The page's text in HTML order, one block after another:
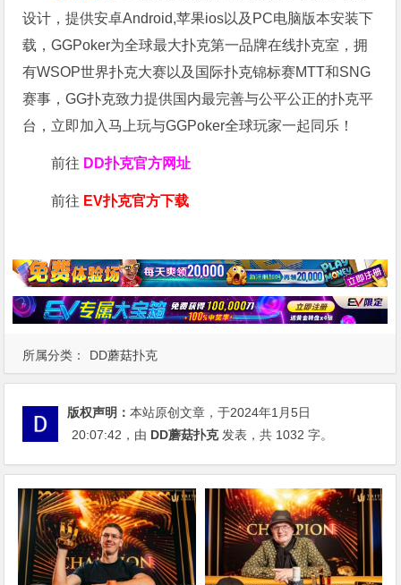
所属分类： DD蘑菇扑克
设计，提供安卓Android,苹果ios以及PC电脑版本安装下
载，GGPoker为全球最大扑克第一品牌在线扑克室，拥
有WSOP世界扑克大赛以及国际扑克锦标赛MTT和SNG
赛事，GG扑克致力提供国内最完善与公平公正的扑克平
台，立即加入马上玩与GGPoker全球玩家一起同乐！
前往 DD扑克官方网址
前往 EV扑克官方下载
版权声明：本站原创文章，于2024年1月5日
20:07:42 ，由 DD蘑菇扑克发表，共 1032 字。